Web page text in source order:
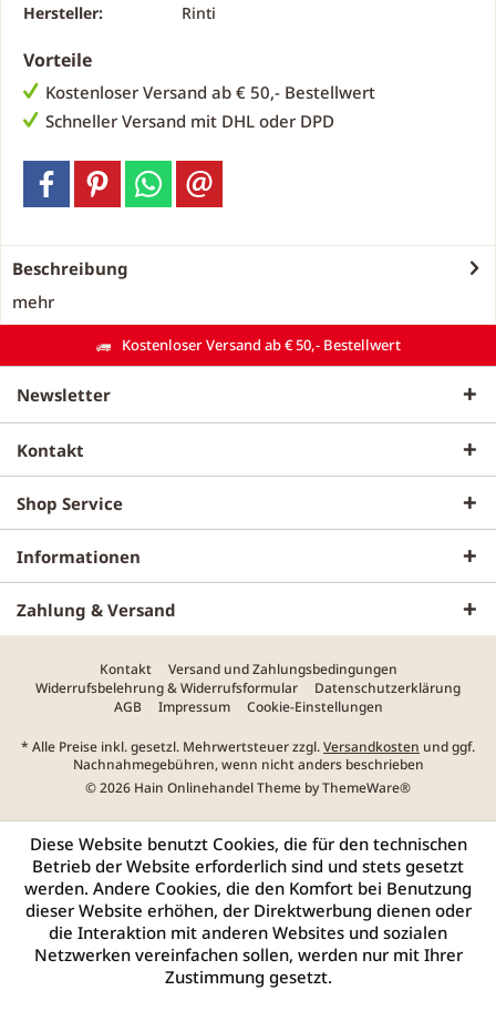
Hersteller:
Rinti
Vorteile
Kostenloser Versand ab € 50,- Bestellwert
Schneller Versand mit DHL oder DPD
Beschreibung
mehr
Kostenloser Versand ab € 50,- Bestellwert
Newsletter
Kontakt
Shop Service
Informationen
Zahlung & Versand
Kontakt
Versand und Zahlungsbedingungen
Widerrufsbelehrung & Widerrufsformular
Datenschutzerklärung
AGB
Impressum Cookie-Einstellungen
* Alle Preise inkl. gesetzl. Mehrwertsteuer zzgl.Versandkosten und ggf.
Nachnahmegebühren, wenn nicht anders beschrieben
© 2026 Hain Onlinehandel Theme byThemeWare®
Diese Website benutzt Cookies, die für den technischen
Betrieb der Website erforderlich sind und stets gesetzt
werden. Andere Cookies, die den Komfort bei Benutzung
dieser Website erhöhen, der Direktwerbung dienen oder
die Interaktion mit anderen Websites und sozialen
Netzwerken vereinfachen sollen, werden nur mit Ihrer
Zustimmung gesetzt.